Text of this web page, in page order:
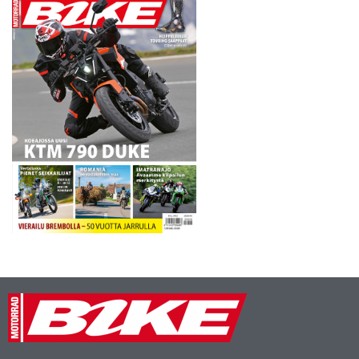
Stuntshowta, tarjouksia, ym
ym. Bileet avaa perjantaina
Dusters Streetbike Show…